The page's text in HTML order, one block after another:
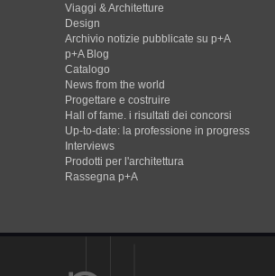
Viaggi & Architetture
Design
Archivio notizie pubblicate su p+A
p+A Blog
Catalogo
News from the world
Progettare e costruire
Hall of fame. i risultati dei concorsi
Up-to-date: la professione in progress
Interviews
Prodotti per l'architettura
Rassegna p+A